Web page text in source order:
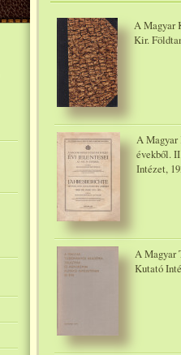
A Magyar
Kir.
A Magyar
évekből.
Intézet,
A Magyar
Kutató